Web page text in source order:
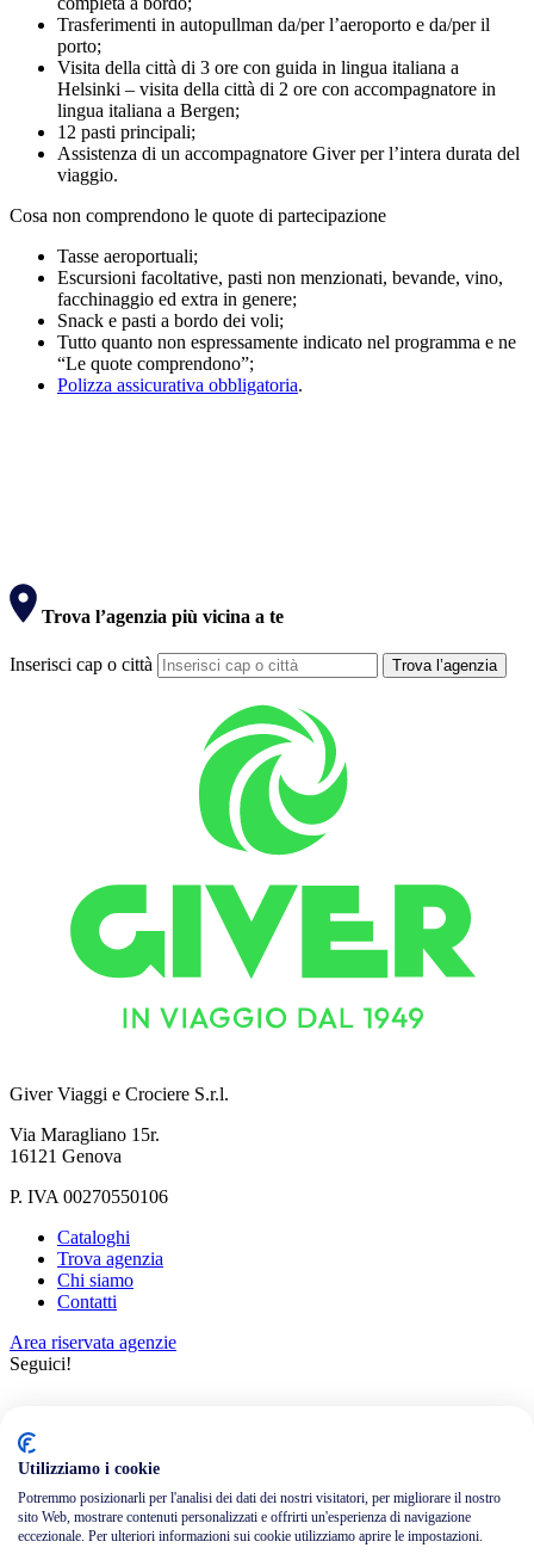
Trasferimenti in autopullman da/per l’aeroporto e da/per il
porto;
Visita della città di 3 ore con guida in lingua italiana a
Helsinki – visita della città di 2 ore con accompagnatore in
lingua italiana a Bergen;
12 pasti principali;
Assistenza di un accompagnatore Giver per l’intera durata del
viaggio.
Cosa non comprendono le quote di partecipazione
Tasse aeroportuali;
Escursioni facoltative, pasti non menzionati, bevande, vino,
facchinaggio ed extra in genere;
Snack e pasti a bordo dei voli;
Tutto quanto non espressamente indicato nel programma e ne
“Le quote comprendono”;
Polizza assicurativa obbligatoria.
Trova l’agenzia più vicina a te
Inserisci cap o città Trova l’agenzia
Giver Viaggi e Crociere S.r.l.
Via Maragliano 15r.
16121 Genova
P. IVA 00270550106
Cataloghi
Trova agenzia
Chi siamo
Contatti
Area riservata agenzie
Seguici!
Informativa privacy
Cookie policy
Utilizziamo i cookie
Potremmo posizionarli per l'analisi dei dati dei nostri visitatori, per migliorare il nostro
sito Web, mostrare contenuti personalizzati e offrirti un'esperienza di navigazione
eccezionale. Per ulteriori informazioni sui cookie utilizziamo aprire le impostazioni.